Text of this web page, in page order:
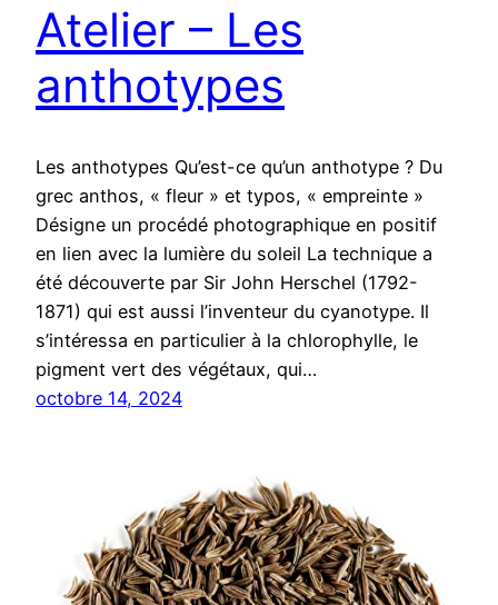
Atelier – Les
anthotypes
Les anthotypes Qu’est-ce qu’un anthotype ? Du
grec anthos, « fleur » et typos, « empreinte »
Désigne un procédé photographique en positif
en lien avec la lumière du soleil La technique a
été découverte par Sir John Herschel (1792-
1871) qui est aussi l’inventeur du cyanotype. Il
s’intéressa en particulier à la chlorophylle, le
pigment vert des végétaux, qui…
octobre 14, 2024